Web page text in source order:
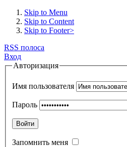
Skip to Menu
Skip to Content
Skip to Footer>
RSS полоса
Вход
Авторизация
Имя пользователя
Пароль
Войти
Запомнить меня